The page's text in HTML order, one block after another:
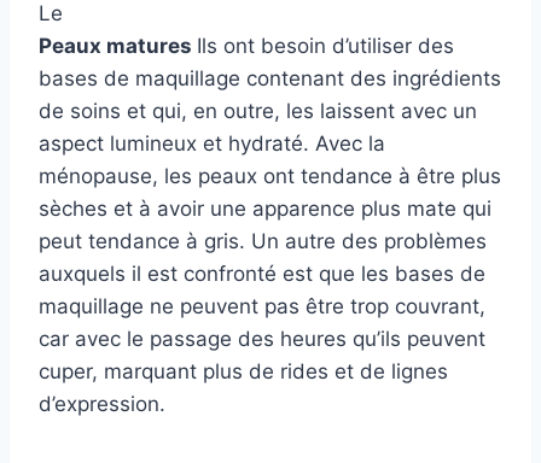
Le
Peaux matures Ils ont besoin d’utiliser des
bases de maquillage contenant des ingrédients
de soins et qui, en outre, les laissent avec un
aspect lumineux et hydraté. Avec la
ménopause, les peaux ont tendance à être plus
sèches et à avoir une apparence plus mate qui
peut tendance à gris. Un autre des problèmes
auxquels il est confronté est que les bases de
maquillage ne peuvent pas être trop couvrant,
car avec le passage des heures qu’ils peuvent
cuper, marquant plus de rides et de lignes
d’expression.